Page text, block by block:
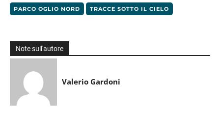
PARCO OGLIO NORD TRACCE SOTTO IL CIELO
Note sull'autore
Valerio Gardoni